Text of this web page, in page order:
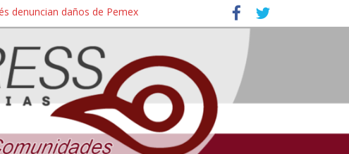
denuncian daños de Pemex
e intelectuales de su asesinato